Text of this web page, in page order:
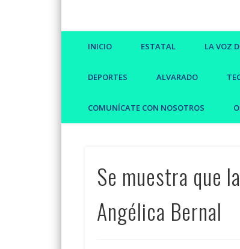
INICIO ESTATAL LA VOZ
DEPORTES ALVARADO
COMUNÍCATE CON NOSOTROS
Se muestra que
Angélica Bernal